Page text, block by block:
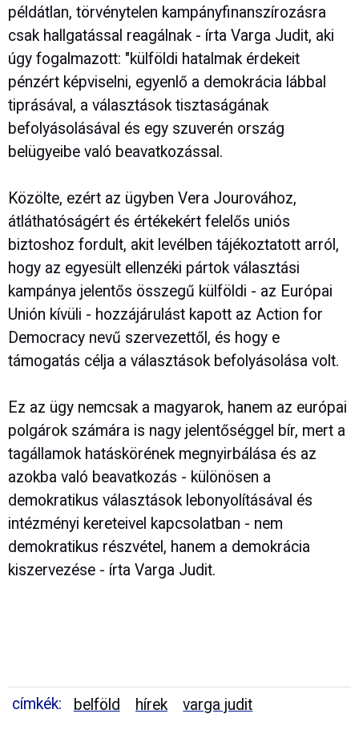
példátlan, törvénytelen kampányfinanszírozásra
csak hallgatással reagálnak - írta Varga Judit, aki
úgy fogalmazott: "külföldi hatalmak érdekeit
pénzért képviselni, egyenlő a demokrácia lábbal
tiprásával, a választások tisztaságának
befolyásolásával és egy szuverén ország
belügyeibe való beavatkozással.
Közölte, ezért az ügyben Vera Jourovához,
átláthatóságért és értékekért felelős uniós
biztoshoz fordult, akit levélben tájékoztatott arról,
hogy az egyesült ellenzéki pártok választási
kampánya jelentős összegű külföldi - az Európai
Unión kívüli - hozzájárulást kapott az Action for
Democracy nevű szervezettől, és hogy e
támogatás célja a választások befolyásolása volt.
Ez az ügy nemcsak a magyarok, hanem az európai
polgárok számára is nagy jelentőséggel bír, mert a
tagállamok hatáskörének megnyirbálása és az
azokba való beavatkozás - különösen a
demokratikus választások lebonyolításával és
intézményi kereteivel kapcsolatban - nem
demokratikus részvétel, hanem a demokrácia
kiszervezése - írta Varga Judit.
címkék: belföld hírek varga judit